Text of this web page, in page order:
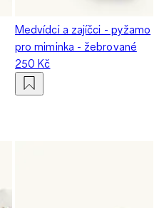
Medvídci a zajíčci - pyžamo
pro miminka - žebrované
250 Kč